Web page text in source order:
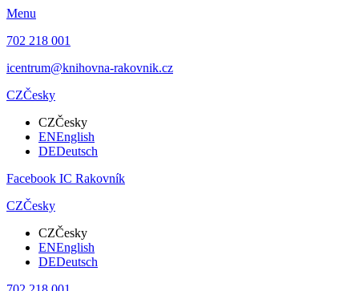
Menu
702 218 001
icentrum@knihovna-rakovnik.cz
CZČesky
CZČesky
ENEnglish
DEDeutsch
Facebook IC Rakovník
CZČesky
CZČesky
ENEnglish
DEDeutsch